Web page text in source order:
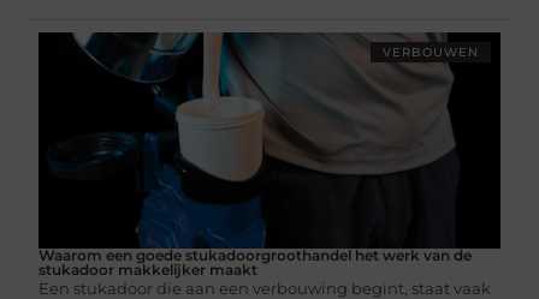
VERBOUWEN
Waarom een goede stukadoorgroothandel het werk van de
stukadoor makkelijker maakt
Een stukadoor die aan een verbouwing begint, staat vaak